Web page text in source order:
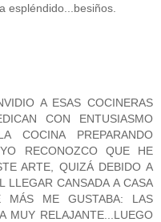
espléndido...besiños.
A ESAS COCINERAS
CON ENTUSIASMO
PREPARANDO
RECONOZCO QUE HE
ARTE, QUIZÁ DEBIDO A
LLEGAR CANSADA A CASA
MÁS ME GUSTABA: LAS
MUY RELAJANTE...LUEGO